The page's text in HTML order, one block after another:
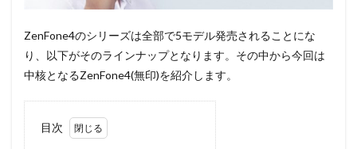
ZenFone4のシリーズは全部で5モデル発売されることにな
り、以下がそのラインナップとなります。その中から今回は
中核となるZenFone4(無印)を紹介します。
目次